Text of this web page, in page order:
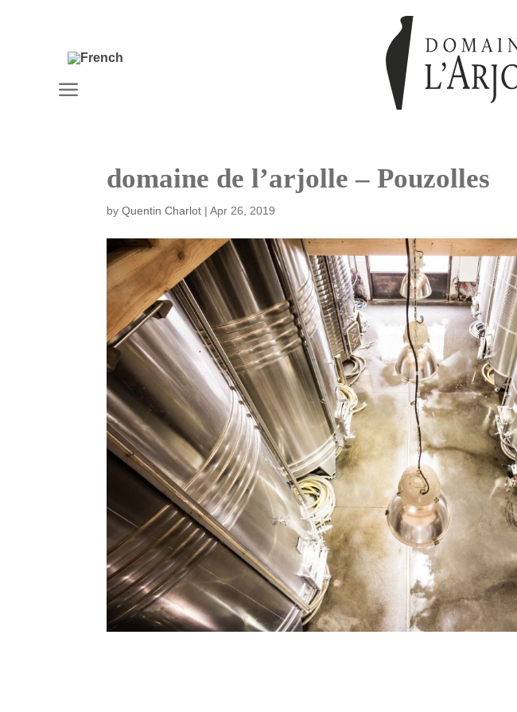
a
domaine de l’arjolle – Pouzolles
byQuentin Charlot |Apr 26, 2019